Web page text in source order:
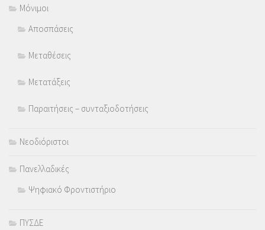
Μόνιμοι
Αποσπάσεις
Μεταθέσεις
Μετατάξεις
Παραιτήσεις – συνταξιοδοτήσεις
Νεοδιόριστοι
Πανελλαδικές
Ψηφιακό Φροντιστήριο
ΠΥΣΔΕ